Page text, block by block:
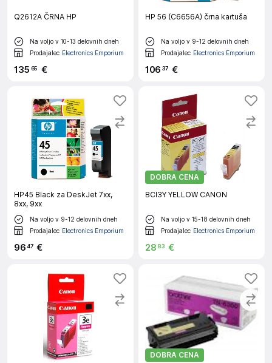
Q2612A ČRNA HP
Na voljo v 10-13 delovnih dneh
Prodajalec Electronics Emporium
135 65 €
HP 56 (C6656A) črna kartuša
Na voljo v 9-12 delovnih dneh
Prodajalec Electronics Emporium
106 37 €
HP45 Black za DeskJet 7xx,
8xx, 9xx
Na voljo v 9-12 delovnih dneh
Prodajalec Electronics Emporium
9647 €
DOBRA CENA
BCI3Y YELLOW CANON
Na voljo v 15-18 delovnih dneh
Prodajalec Electronics Emporium
28 83 €
DOBRA CENA